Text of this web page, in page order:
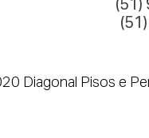
(51)
Diagonal Pisos e